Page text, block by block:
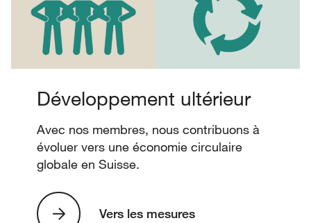
Développement ultérieur
Avec nos membres, nous contribuons à
évoluer vers une économie circulaire
globale en Suisse.
Vers les mesures